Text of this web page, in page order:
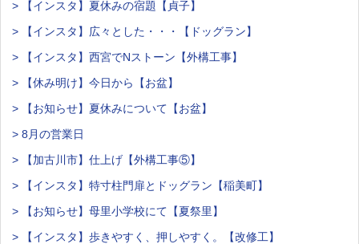
> 【インスタ】夏休みの宿題【貞子】
> 【インスタ】広々とした・・・【ドッグラン】
> 【インスタ】西宮でNストーン【外構工事】
> 【休み明け】今日から【お盆】
> 【お知らせ】夏休みについて【お盆】
> 8月の営業日
> 【加古川市】仕上げ【外構工事⑤】
> 【インスタ】特寸柱門扉とドッグラン【稲美町】
> 【お知らせ】母里小学校にて【夏祭里】
> 【インスタ】歩きやすく、押しやすく。【改修工】